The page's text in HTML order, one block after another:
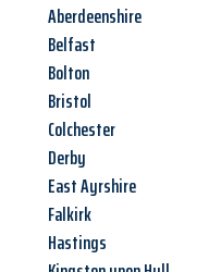
Aberdeenshire
Belfast
Bolton
Bristol
Colchester
Derby
East Ayrshire
Falkirk
Hastings